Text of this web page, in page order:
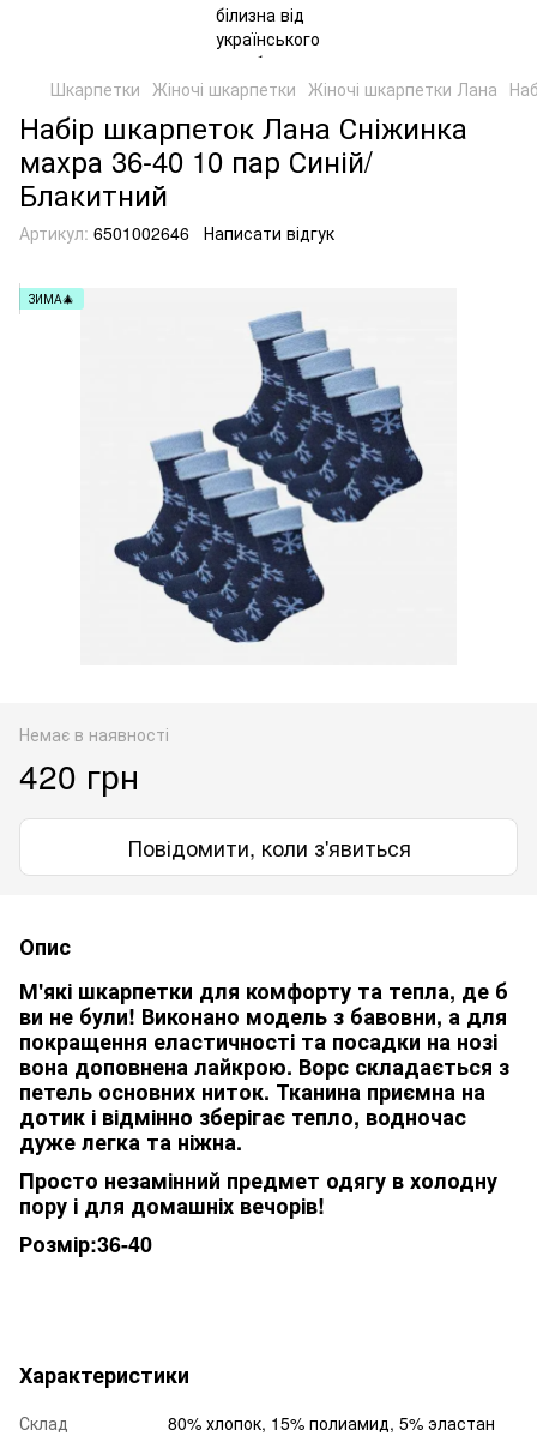
Шкарпетки Жіночі шкарпетки Жіночі шкарпетки Лана
Набір шкарпеток Лана Сніжинка
махра 36-40 10 пар Синій/
Блакитний
Артикул: 6501002646 Написати відгук
ЗИМА🎄
Немає в наявності
420 грн
Повідомити, коли з'явиться
Опис
М'які шкарпетки для комфорту та тепла, де б
ви не були! Виконано модель з бавовни, а для
покращення еластичності та посадки на нозі
вона доповнена лайкрою. Ворс складається з
петель основних ниток. Тканина приємна на
дотик і відмінно зберігає тепло, водночас
дуже легка та ніжна.
Просто незамінний предмет одягу в холодну
пору і для домашніх вечорів!
Розмір:36-40
Характеристики
Склад
80% хлопок, 15% полиамид, 5% эластан